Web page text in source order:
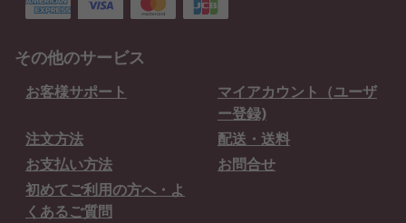
その他のサービス
お客様サポート
マイアカウント（ユーザ
ー登録)
注文方法
配送・送料
お支払い方法
お問合せ
初めてご利用の方へ・よ
くあるご質問